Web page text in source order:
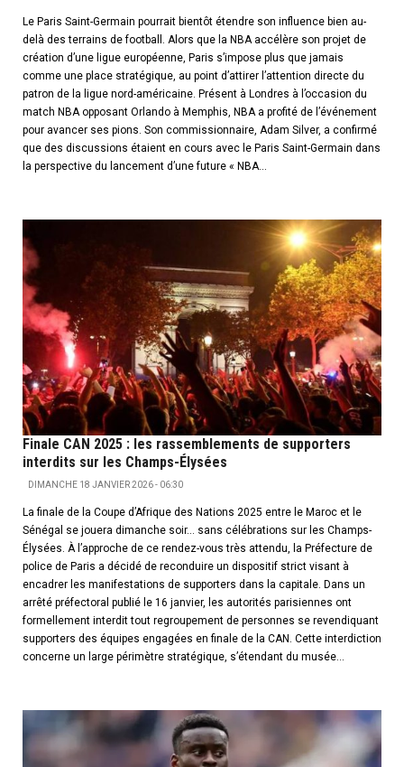
Le Paris Saint-Germain pourrait bientôt étendre son influence bien au-
delà des terrains de football. Alors que la NBA accélère son projet de
création d’une ligue européenne, Paris s’impose plus que jamais
comme une place stratégique, au point d’attirer l’attention directe du
patron de la ligue nord-américaine. Présent à Londres à l’occasion du
match NBA opposant Orlando à Memphis, NBA a profité de l’événement
pour avancer ses pions. Son commissionnaire, Adam Silver, a confirmé
que des discussions étaient en cours avec le Paris Saint-Germain dans
la perspective du lancement d’une future « NBA...
Finale CAN 2025 : les rassemblements de supporters
interdits sur les Champs-Élysées
DIMANCHE 18 JANVIER 2026 - 06:30
La finale de la Coupe d’Afrique des Nations 2025 entre le Maroc et le
Sénégal se jouera dimanche soir… sans célébrations sur les Champs-
Élysées. À l’approche de ce rendez-vous très attendu, la Préfecture de
police de Paris a décidé de reconduire un dispositif strict visant à
encadrer les manifestations de supporters dans la capitale. Dans un
arrêté préfectoral publié le 16 janvier, les autorités parisiennes ont
formellement interdit tout regroupement de personnes se revendiquant
supporters des équipes engagées en finale de la CAN. Cette interdiction
concerne un large périmètre stratégique, s’étendant du musée...